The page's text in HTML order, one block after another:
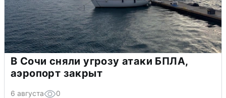
В Сочи сняли угрозу атаки БПЛА,
аэропорт закрыт
6 августа 0